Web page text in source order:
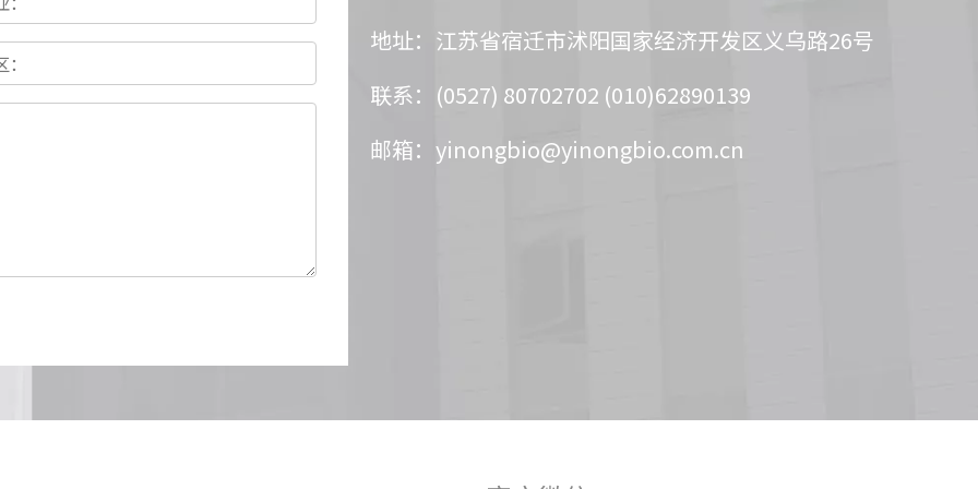
地址：江苏省宿迁市沭阳国家经济开发区义乌路26号
联系：(0527) 80702702 (010)62890139
邮箱：yinongbio@yinongbio.com.cn